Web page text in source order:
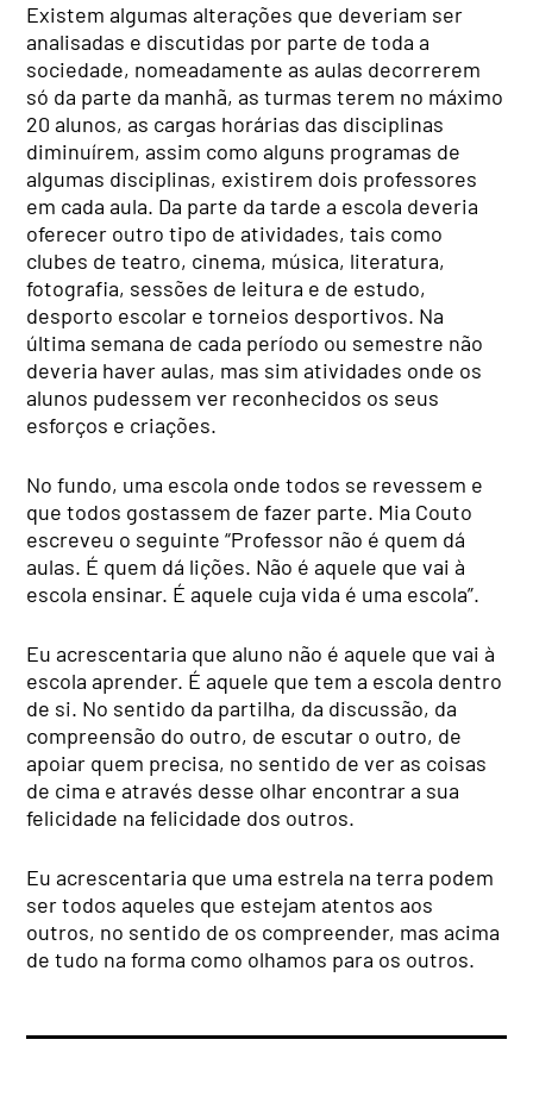
Existem algumas alterações que deveriam ser
analisadas e discutidas por parte de toda a
sociedade, nomeadamente as aulas decorrerem
só da parte da manhã, as turmas terem no máximo
20 alunos, as cargas horárias das disciplinas
diminuírem, assim como alguns programas de
algumas disciplinas, existirem dois professores
em cada aula. Da parte da tarde a escola deveria
oferecer outro tipo de atividades, tais como
clubes de teatro, cinema, música, literatura,
fotografia, sessões de leitura e de estudo,
desporto escolar e torneios desportivos. Na
última semana de cada período ou semestre não
deveria haver aulas, mas sim atividades onde os
alunos pudessem ver reconhecidos os seus
esforços e criações.
No fundo, uma escola onde todos se revessem e
que todos gostassem de fazer parte. Mia Couto
escreveu o seguinte “Professor não é quem dá
aulas. É quem dá lições. Não é aquele que vai à
escola ensinar. É aquele cuja vida é uma escola”.
Eu acrescentaria que aluno não é aquele que vai à
escola aprender. É aquele que tem a escola dentro
de si. No sentido da partilha, da discussão, da
compreensão do outro, de escutar o outro, de
apoiar quem precisa, no sentido de ver as coisas
de cima e através desse olhar encontrar a sua
felicidade na felicidade dos outros.
Eu acrescentaria que uma estrela na terra podem
ser todos aqueles que estejam atentos aos
outros, no sentido de os compreender, mas acima
de tudo na forma como olhamos para os outros.